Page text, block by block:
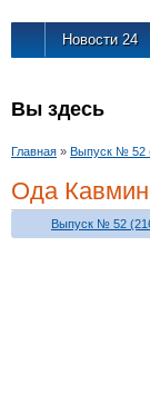
Новости 24
Вы здесь
Главная » Выпуск № 52
Ода
Выпуск № 52